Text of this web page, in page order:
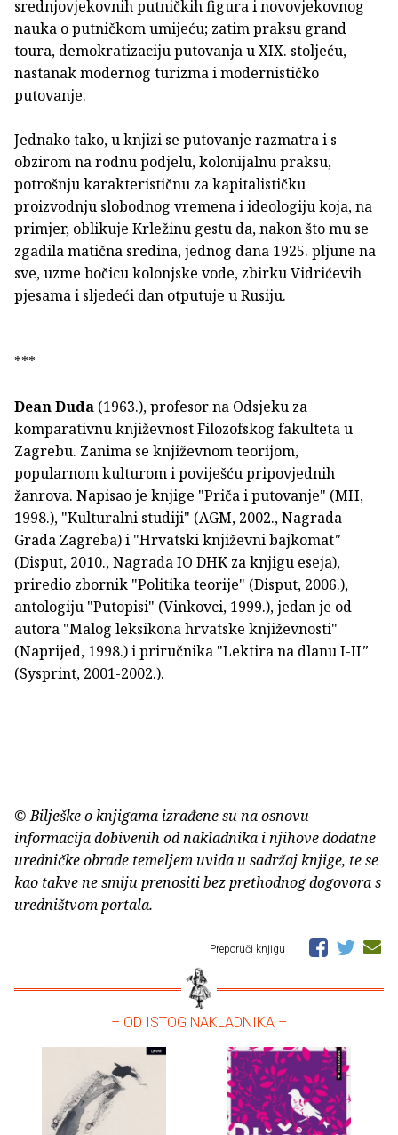
srednjovjekovnih putničkih figura i novovjekovnog
nauka o putničkom umijeću; zatim praksu grand
toura, demokratizaciju putovanja u XIX. stoljeću,
nastanak modernog turizma i modernističko
putovanje.
Jednako tako, u knjizi se putovanje razmatra i s
obzirom na rodnu podjelu, kolonijalnu praksu,
potrošnju karakterističnu za kapitalističku
proizvodnju slobodnog vremena i ideologiju koja, na
primjer, oblikuje Krležinu gestu da, nakon što mu se
zgadila matična sredina, jednog dana 1925. pljune na
sve, uzme bočicu kolonjske vode, zbirku Vidrićevih
pjesama i sljedeći dan otputuje u Rusiju.
***
Dean Duda (1963.), profesor na Odsjeku za
komparativnu književnost Filozofskog fakulteta u
Zagrebu. Zanima se književnom teorijom,
popularnom kulturom i poviješću pripovjednih
žanrova. Napisao je knjige "Priča i putovanje" (MH,
1998.), "Kulturalni studiji" (AGM, 2002., Nagrada
Grada Zagreba) i "Hrvatski književni bajkomat"
(Disput, 2010., Nagrada IO DHK za knjigu eseja),
priredio zbornik "Politika teorije" (Disput, 2006.),
antologiju "Putopisi" (Vinkovci, 1999.), jedan je od
autora "Malog leksikona hrvatske književnosti"
(Naprijed, 1998.) i priručnika "Lektira na dlanu I-II"
(Sysprint, 2001-2002.).
© Bilješke o knjigama izrađene su na osnovu
informacija dobivenih od nakladnika i njihove dodatne
uredničke obrade temeljem uvida u sadržaj knjige, te se
kao takve ne smiju prenositi bez prethodnog dogovora s
uredništvom portala.
Preporuči knjigu
– OD ISTOG NAKLADNIKA –